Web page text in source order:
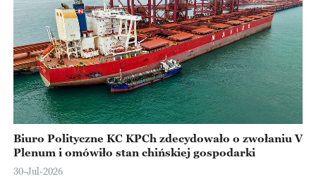
Biuro Polityczne KC KPCh zdecydowało o zwołaniu V
Plenum i omówiło stan chińskiej gospodarki
30-Jul-2026